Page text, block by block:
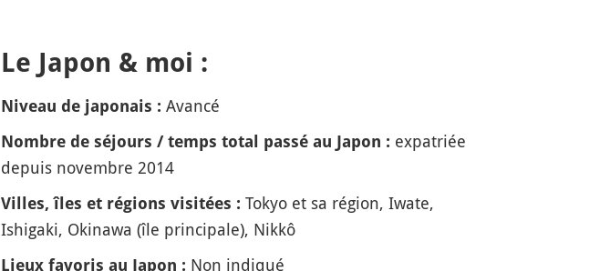
Le Japon & moi :
Niveau de japonais : Avancé
Nombre de séjours / temps total passé au Japon : expatriée
depuis novembre 2014
Villes, îles et régions visitées : Tokyo et sa région, Iwate,
Ishigaki, Okinawa (île principale), Nikkô
Lieux favoris au Japon : Non indiqué